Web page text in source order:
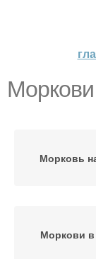
Морковь
Моркови в